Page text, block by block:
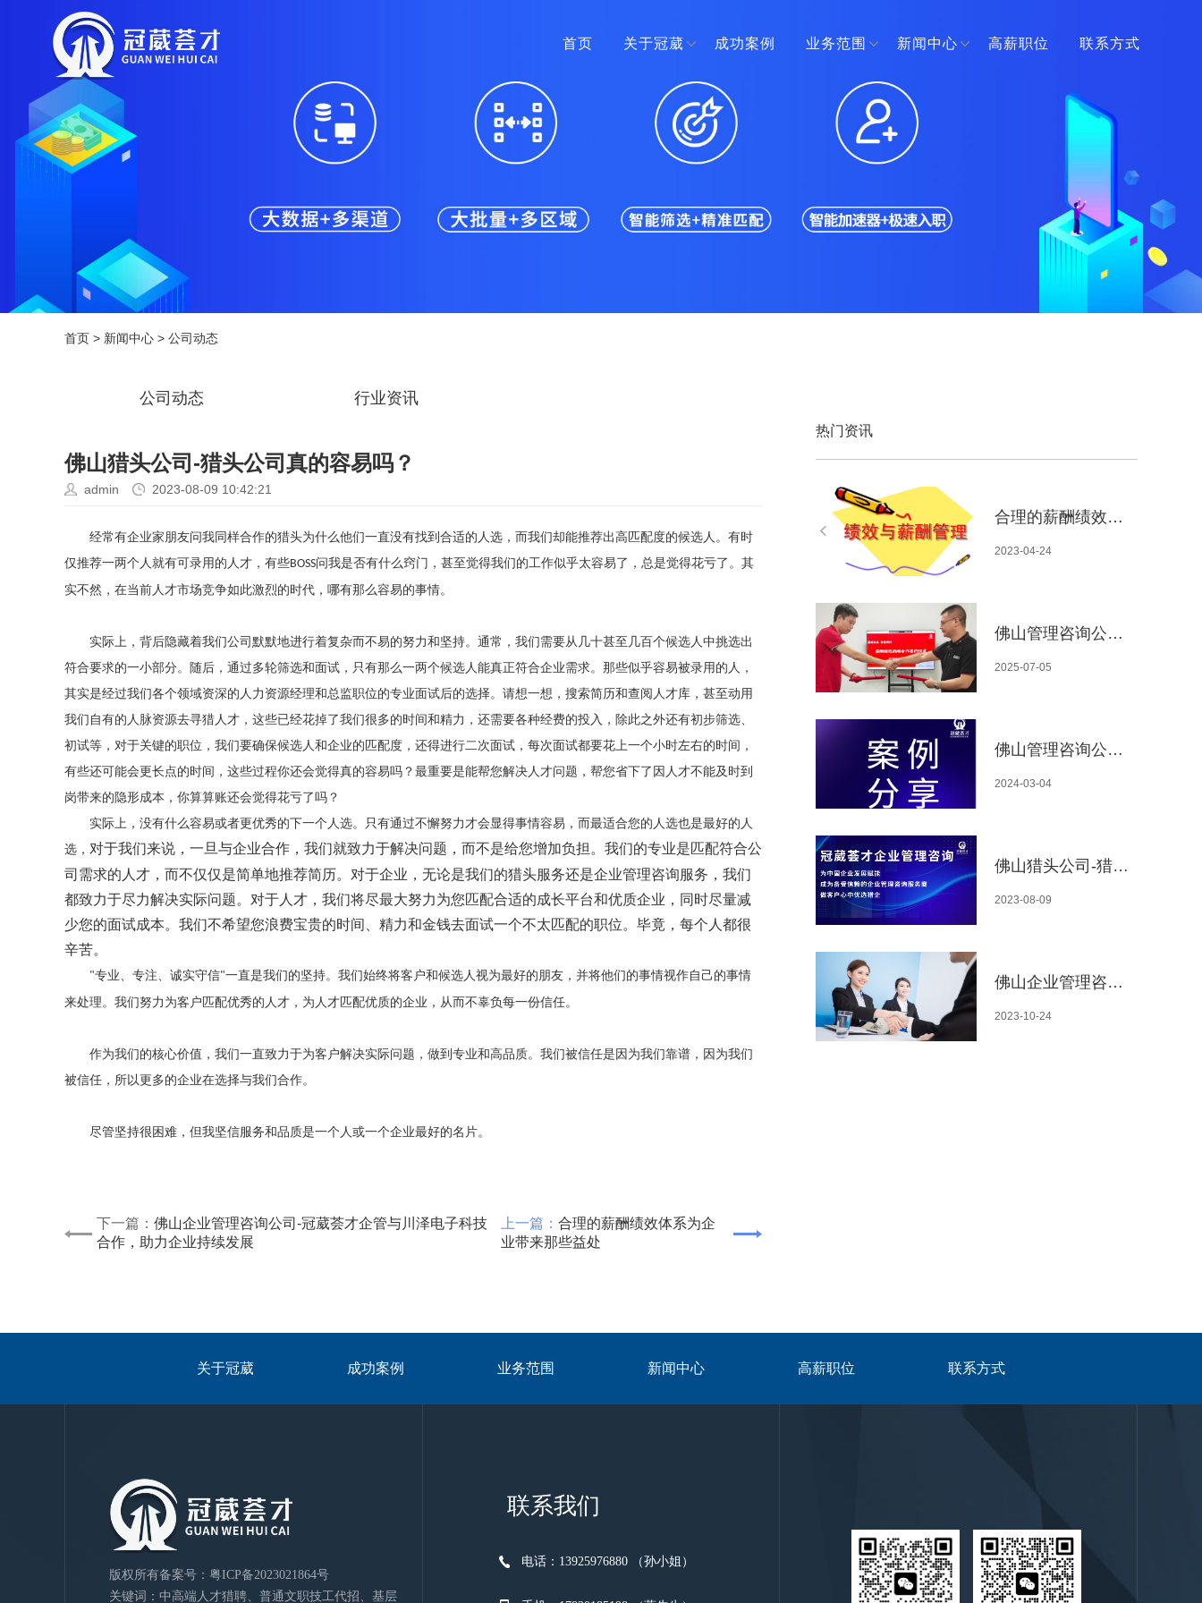
首页 关于冠葳 成功案例 业务范围 新闻中心 高薪职位 联系方式
首页 > 新闻中心 > 公司动态
公司动态 行业资讯
佛山猎头公司-猎头公司真的容易吗？
admin 2023-08-09 10:42:21
经常有企业家朋友问我同样合作的猎头为什么他们一直没有找到合适的人选，而我们却能推荐出高匹配度的候选人。有时
仅推荐一两个人就有可录用 的人才 ， 有些BOSS问我是否有什么窍门，甚至觉得我们的工作似乎太容易了 ， 总是觉得花亏了 。 其
实不然 ，在当前人才市场竞争如此激烈的时代， 哪有那么容易的事情。
实际上，背后隐藏着我们公司默默地进行着复杂而不易的努力和坚持。通常，我们需要从几十甚至几百个候选人中挑选出
符合要求的一小部分。随后，通过多轮筛选和面试，只有那么一两个候选人能真正符合企业需求。那些似乎容易被录用的人，
其实是经过我们各个领域资深的 人力资源经理和总监职位的专业面试后的选择。请想一想， 搜索简历和查阅人才库，甚至动用
我们自有的人脉资源去寻猎人才，这些已经花掉了我们很多的时间和精力，还需要各种经费的投入， 除此之外还有初步筛选、
初试等， 对于关键的职位， 我们要确保候选人和企业的匹配度，还得进行二次面试，每次面试都要花上一个小时左右的时间，
有些还可能会更长点的时间，这些过程你还会觉得真的容易吗？最重要是能帮您解决人才问题，帮您省下了因人才不能及时到
岗带来的隐形成本，你算算账还会觉得花亏了吗？
实际上，没有什么容易或者更优秀的下一个人选。只有通过不懈努力才会显得事情容易，而最适合您的人选也是最好的人
选， 对于我们来说，一旦与企业合作，我们就致力于解决问题，而不是给您增加负担。我们的专业是匹配符合公
司需求的人才，而不仅仅是简单地推荐简历。对于企业，无论是我们的猎头服务还是企业管理咨询服务，我们
都致力于尽力解决实际问题。对于人才，我们将尽最大努力为您匹配合适的成长平台和优质企业，同时尽量减
少您的面试成本。我们不希望您浪费宝贵的时间、精力和金钱去面试一个不太匹配的职位。毕竟，每个人都很
辛苦。
"专业、专注、诚实守信"一直是我们的坚持。我们始终将客户和候选人视为最好的朋友，并将他们的事情视作自己的事情
来处理。我们努力为客户匹配优秀的人才，为人才匹配优质的企业，从而不辜负每一份信任。
作为我们的核心价值，我们一直致力于为客户解决实际问题，做到专业和高品质。我们被信任是因为我们靠谱，因为我们
被信任，所以更多的企业在选择与我们合作。
尽管坚持很困难，但我坚信服务和品质是一个人或一个企业最好的名片。
下一篇： 佛山企业管理咨询公司-冠葳荟才企管与川泽电子科技
合作，助力企业持续发展
上一篇： 合理的薪酬绩效体系为企
业带来那些益处
热门资讯
合理的薪酬绩效体系为企业带来那些益处
2023-04-24
佛山管理咨询公司-携手再出发 | 冠葳荟才与盛景来续签合作，共赴新程
2025-07-05
佛山管理咨询公司-冠葳荟才助力川泽集团提升人力资源管理水平
2024-03-04
佛山猎头公司-猎头公司真的容易吗？
2023-08-09
佛山企业管理咨询公司-冠葳荟才企管与川泽电子科技合作，助力企业持续发展
2023-10-24
关于冠葳 成功案例 业务范围 新闻中心 高薪职位 联系方式
版权所有备案号： 粤ICP备2023021864号
关键词：中高端人才猎聘、普通文职技工代招、基层
联系我们
电话：13925976880 （孙小姐）